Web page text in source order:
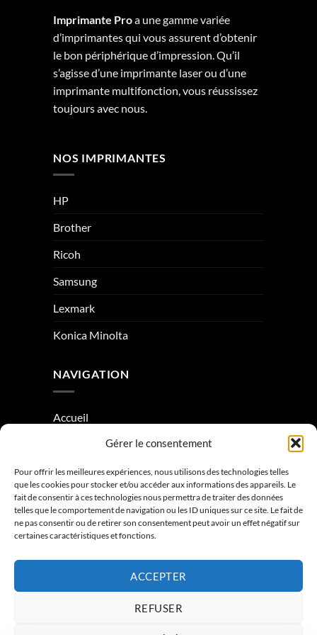
Gérer le consentement
Pour offrir les meilleures expériences, nous utilisons des technologies telles
que les cookies pour stocker et/ou accéder aux informations des appareils. Le
fait de consentir à ces technologies nous permettra de traiter des données
telles que le comportement de navigation ou les ID uniques sur ce site. Le fait de
ne pas consentir ou de retirer son consentement peut avoir un effet négatif sur
certaines caractéristiques et fonctions.
ACCEPTER
REFUSER
Imprimante Proa une gamme variée
d’imprimantes qui vous assurent d’obtenir
le bon périphérique d’impression. Qu’il
s’agisse d’une imprimante laser ou d’une
imprimante multifonction, vous réussissez
toujours avec nous.
NOS IMPRIMANTES
HP
Brother
Ricoh
Samsung
Lexmark
Konica Minolta
NAVIGATION
Accueil
Condition générale de vente
Mentions légales
Contactez-nous